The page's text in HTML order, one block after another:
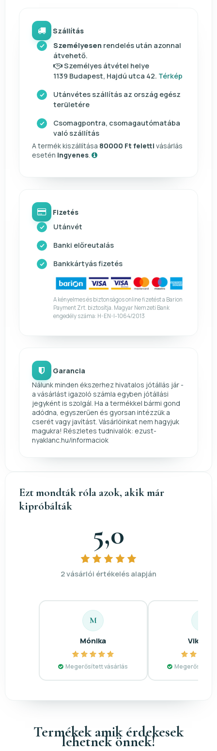
Szállítás
Személyesen rendelés után azonnal
átvehető.
Személyes átvétel helye
1139 Budapest, Hajdú utca 42. Térkép
Utánvétes szállítás az ország egész
területére
Csomagpontra, csomagautómatába
való szállítás
A termék kiszállítása 80000 Ft feletti vásárlás
esetén ingyenes
Fizetés
Utánvét
Banki előreutalás
Bankkártyás fizetés
A kényelmes és biztonságos online fizetést a Barion
Payment Zrt. biztosítja. Magyar Nemzeti Bank
engedély száma: H-EN-I-1064/2013
Garancia
Nálunk minden ékszerhez hivatalos jótállás jár -
a vásárlást igazoló számla egyben jótállási
jegyként is szolgál. Ha a termékkel bármi gond
adódna, egyszerűen és gyorsan intézzük a
cserét vagy javítást. Vásárlóinkat nem hagyjuk
magukra! Részletes tudnivalók: ezust-
nyaklanc.hu/informaciok
Ezt mondták róla azok, akik már
kipróbálták
5,0
2 vásárlói értékelés alapján
M
Mónika
Megerősített vásárlás
Viktória
Megerősített
Termékek amik érdekesek
lehetnek önnek!